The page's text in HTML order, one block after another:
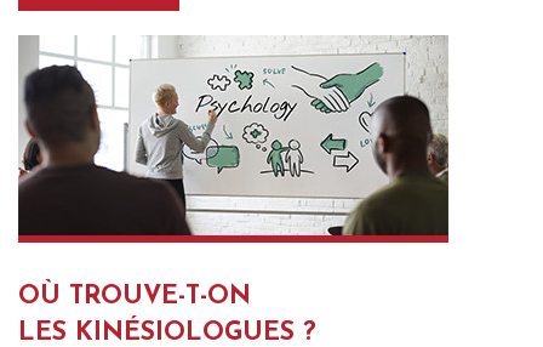
OÙ TROUVE-T-ON
LES KINÉSIOLOGUES ?